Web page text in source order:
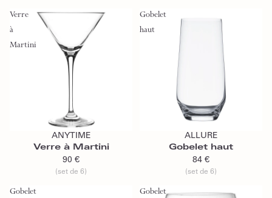
Verre
à
Martini
Ajouter au panier
ANYTIME
Verre à Martini
90 €
(set de 6)
Gobelet
haut
Ajouter au panier
ALLURE
Gobelet haut
84 €
(set de 6)
Gobelet
Gobelet